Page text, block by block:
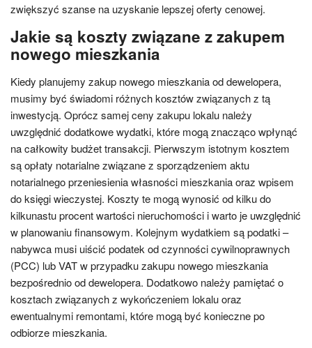
zwiększyć szanse na uzyskanie lepszej oferty cenowej.
Jakie są koszty związane z zakupem
nowego mieszkania
Kiedy planujemy zakup nowego mieszkania od dewelopera,
musimy być świadomi różnych kosztów związanych z tą
inwestycją. Oprócz samej ceny zakupu lokalu należy
uwzględnić dodatkowe wydatki, które mogą znacząco wpłynąć
na całkowity budżet transakcji. Pierwszym istotnym kosztem
są opłaty notarialne związane z sporządzeniem aktu
notarialnego przeniesienia własności mieszkania oraz wpisem
do księgi wieczystej. Koszty te mogą wynosić od kilku do
kilkunastu procent wartości nieruchomości i warto je uwzględnić
w planowaniu finansowym. Kolejnym wydatkiem są podatki –
nabywca musi uiścić podatek od czynności cywilnoprawnych
(PCC) lub VAT w przypadku zakupu nowego mieszkania
bezpośrednio od dewelopera. Dodatkowo należy pamiętać o
kosztach związanych z wykończeniem lokalu oraz
ewentualnymi remontami, które mogą być konieczne po
odbiorze mieszkania.